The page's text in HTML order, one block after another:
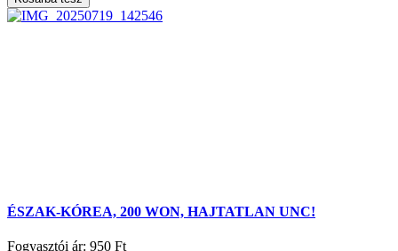
ÉSZAK-KÓREA, 200 WON, HAJTATLAN UNC!
Fogyasztói ár: 950 Ft